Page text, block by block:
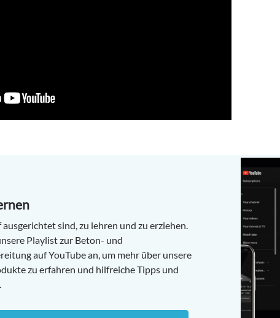
sind, zu lehren und zu erziehen.
Playlist zur Beton- und
auf YouTube an, um mehr über unsere
zu erfahren und hilfreiche Tipps und